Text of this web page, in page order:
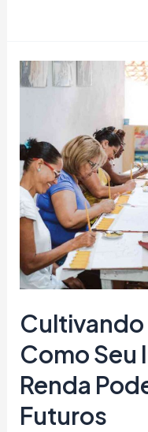
Como Seu
Renda
Futuros